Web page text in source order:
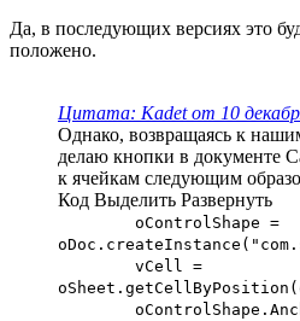
Да, в последующих версиях это
положено.
Цитата: Kadet от 10
Однако, возвращаясь к
делаю кнопки в документе
к ячейкам следующим
Код Выделить Развернуть
oControlShape =
vCell =